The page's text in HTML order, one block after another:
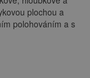
plochou a
polohováním a s